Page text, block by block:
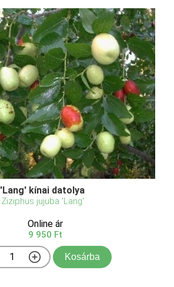
'Lang' kínai datolya
Ziziphus jujuba 'Lang'
Online ár
9 950 Ft
Kosárba